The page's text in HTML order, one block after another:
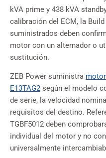
kVA prime y 438 kVA
calibración del ECM, la
suministrados deben
motor con un alternador o
sustitución.
ZEB Power suministra
E13TAG2 según el modelo
de serie, la velocidad
requisitos del destino.
TGBF5012 deben
individual del motor y no
universalmente